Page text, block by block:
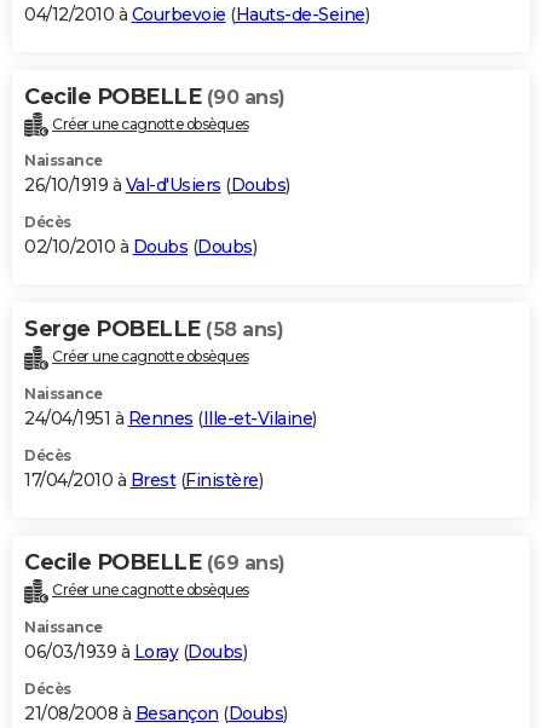
04/12/2010 à Courbevoie (Hauts-de-Seine)
Cecile POBELLE (90 ans)
Créer une cagnotte obsèques
Naissance
26/10/1919 à Val-d'Usiers (Doubs)
Décès
02/10/2010 à Doubs (Doubs)
Serge POBELLE (58 ans)
Créer une cagnotte obsèques
Naissance
24/04/1951 à Rennes (Ille-et-Vilaine)
Décès
17/04/2010 à Brest(Finistère)
Cecile POBELLE (69 ans)
Créer une cagnotte obsèques
Naissance
06/03/1939 à Loray(Doubs)
Décès
21/08/2008 à Besançon (Doubs)